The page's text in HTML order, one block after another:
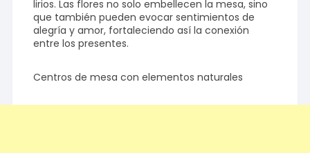
lirios. Las flores no solo embellecen la mesa, sino
que también pueden evocar sentimientos de
alegría y amor, fortaleciendo así la conexión
entre los presentes.
Centros de mesa con elementos naturales